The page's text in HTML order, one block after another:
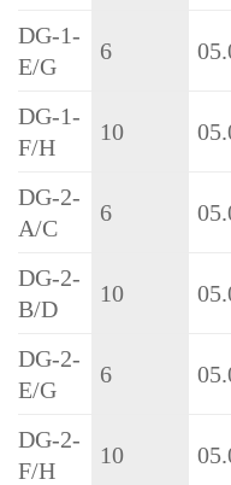
DG-1-
E/G
6
DG-1-
F/H
10
DG-2-
A/C
6
DG-2-
B/D
10
DG-2-
E/G
6
DG-2-
F/H
10